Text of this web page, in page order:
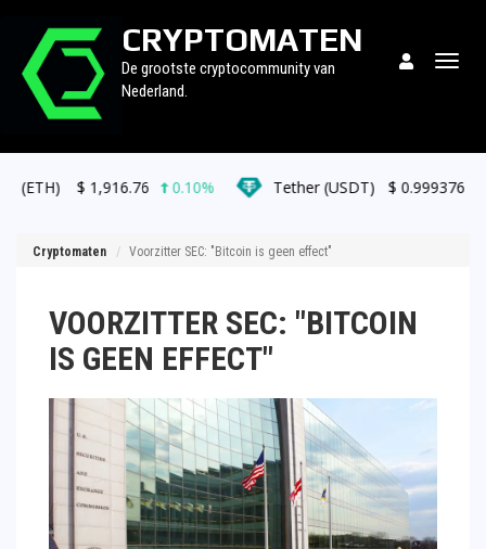
CRYPTOMATEN
De grootste cryptocommunity van
Nederland.
0.10% Tether (USDT) $0.999376 0.00%
Cryptomaten Voorzitter SEC: "Bitcoin is geen effect"
VOORZITTER SEC: "BITCOIN
IS GEEN EFFECT"